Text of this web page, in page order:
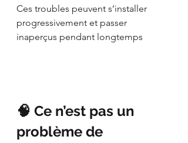
Ces troubles peuvent s’installer
progressivement et passer
inaperçus pendant longtemps
🧠 Ce n’est pas un
problème de